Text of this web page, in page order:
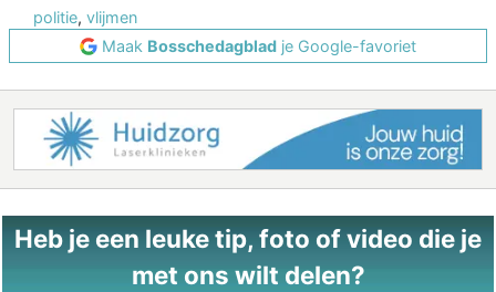
politie, vlijmen
Maak Bosschedagblad je Google-favoriet
Heb je een leuke tip, foto of video die je
met ons wilt delen?